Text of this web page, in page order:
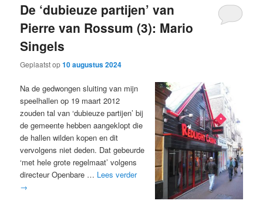
De ‘dubieuze partijen’ van
Pierre van Rossum (3): Mario
Singels
Geplaatst op10 augustus 2024
Na de gedwongen sluiting van mijn
speelhallen op 19 maart 2012
zouden tal van ‘dubieuze partijen’ bij
de gemeente hebben aangeklopt die
de hallen wilden kopen en dit
vervolgens niet deden. Dat gebeurde
‘met hele grote regelmaat’ volgens
directeur Openbare … Lees verder
→